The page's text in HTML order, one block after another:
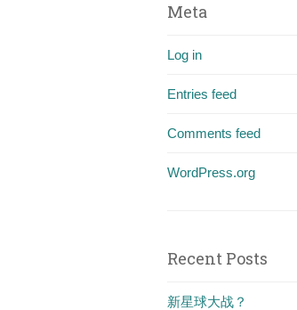
Meta
Log in
Entries feed
Comments feed
WordPress.org
Recent Posts
新星球大战？